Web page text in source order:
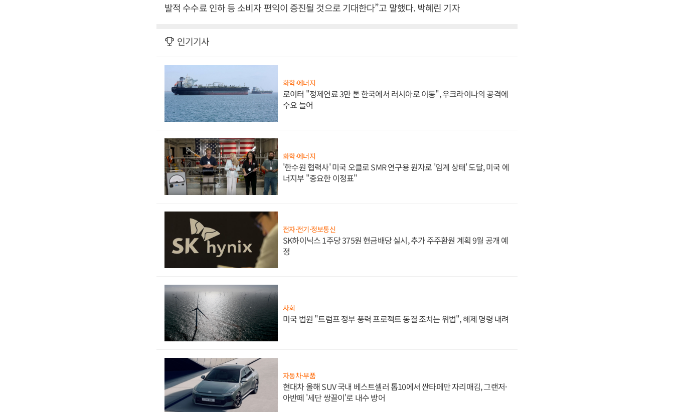
발적 수수료 인하 등 소비자 편익이 증진될 것으로 기대한다”고 말했다. 박혜린 기자
인기기사
화학·에너지
로이터 "정제연료 3만 톤 한국에서 러시아로 이동", 우크라이나의 공격에
수요 늘어
화학·에너지
'한수원 협력사' 미국 오클로 SMR 연구용 원자로 '임계 상태' 도달, 미국 에
너지부 "중요한 이정표"
전자·전기·정보통신
SK하이닉스 1주당 375원 현금배당 실시, 추가 주주환원 계획 9월 공개 예
정
사회
미국 법원 "트럼프 정부 풍력 프로젝트 동결 조치는 위법", 해제 명령 내려
자동차·부품
현대차 올해 SUV 국내 베스트셀러 톱10에서 싼타페만 자리매김, 그랜저·
아반떼 '세단 쌍끌이'로 내수 방어